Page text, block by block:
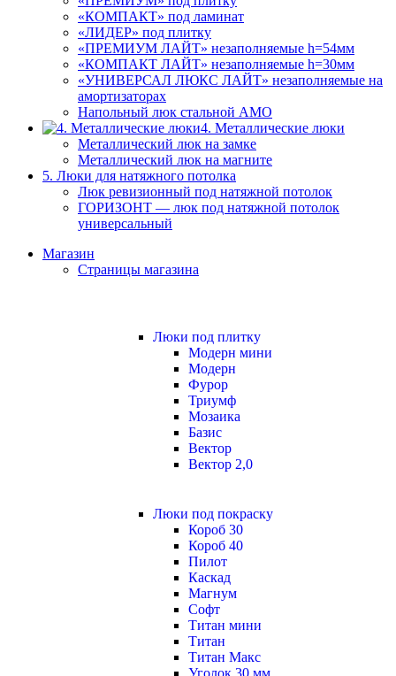
«КОМПАКТ» под ламинат
«ЛИДЕР» под плитку
«ПРЕМИУМ ЛАЙТ» незаполняемые h=54мм
«КОМПАКТ ЛАЙТ» незаполняемые h=30мм
«УНИВЕРСАЛ ЛЮКС ЛАЙТ» незаполняемые на
амортизаторах
Напольный люк стальной АМО
4. Металлические люки
Металлический люк на замке
Металлический люк на магните
5. Люки для натяжного потолка
Люк ревизионный под натяжной потолок
ГОРИЗОНТ — люк под натяжной потолок
универсальный
Магазин
Страницы магазина
Люки под плитку
Модерн мини
Модерн
Фурор
Триумф
Мозаика
Базис
Вектор
Вектор 2,0
Люки под покраску
Короб 30
Короб 40
Пилот
Каскад
Магнум
Софт
Титан мини
Титан
Титан Макс
Уголок 30 мм